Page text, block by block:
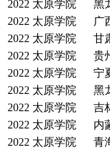
2022 太原学院 黑
2022 太原学院 广
2022 太原学院 甘
2022 太原学院 贵
2022 太原学院 宁
2022 太原学院 黑
2022 太原学院 吉
2022 太原学院 内
2022 太原学院 青